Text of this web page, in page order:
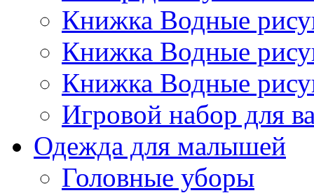
Книжка Водные
Книжка Водные
Книжка Водные
Игровой набор для
Одежда для малышей
Головные уборы